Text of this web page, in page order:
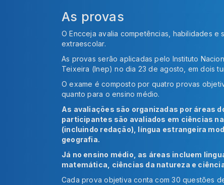
As provas
O Encceja avalia competências, habilidades
extraescolar.
As provas serão aplicadas pelo Instituto
Teixeira (Inep) no dia 23 de agosto, em dois
O exame é composto por quatro provas
quanto para o ensino médio.
As avaliações são organizadas por áreas
participantes são avaliados em ciências
(incluindo redação), língua estrangeira
geografia.
Já no ensino médio, as áreas incluem
matemática, ciências da natureza e
Cada prova objetiva conta com 30 questões